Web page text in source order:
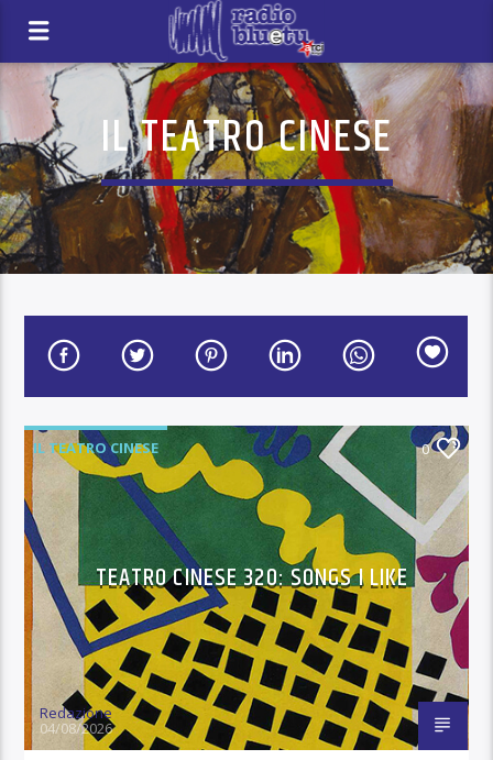
IL TEATRO CINESE
IL TEATRO CINESE 0
TEATRO CINESE 320: SONGS I LIKE
Redazione
04/08/2026